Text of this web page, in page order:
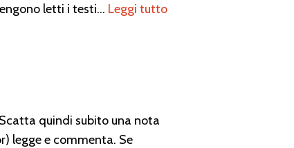
letti i testi… Leggi tutto
quindi subito una nota
legge e commenta. Se